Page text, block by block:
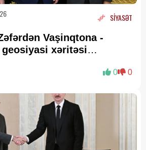
SİYASƏT
Vaşinqtona -
geosiyasi xəritəsi
0 0